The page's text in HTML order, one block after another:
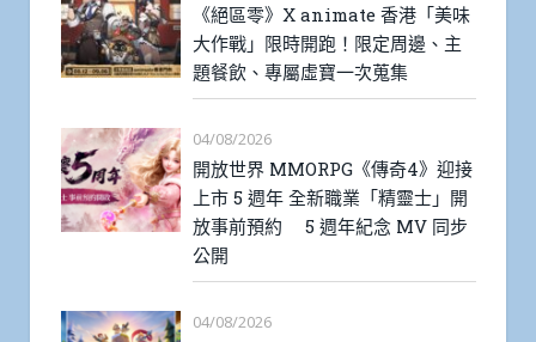
《絕區零》X animate 香港「美味
大作戰」限時開跑！限定周邊、主
題餐飲、專屬虛寶一次蒐集
04/08/2026
開放世界 MMORPG《傳奇4》迎接
上市 5 週年 全新職業「精靈士」開
放事前預約 5 週年紀念 MV 同步
公開
04/08/2026